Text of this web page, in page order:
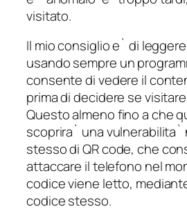
visitato.
Il mio consiglio e` di
usando sempre un
consente di vedere il
prima di decidere se
Questo almeno fino a che
scoprira` una vulnerabilita`
stesso di QR code, che
attaccare il telefono nel
codice viene letto,
codice stesso.